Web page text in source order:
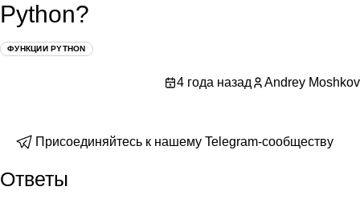
Python?
ФУНКЦИИ PYTHON
4 года назад Andrey Moshkov
Присоединяйтесь к нашему Telegram-сообществу
Ответы